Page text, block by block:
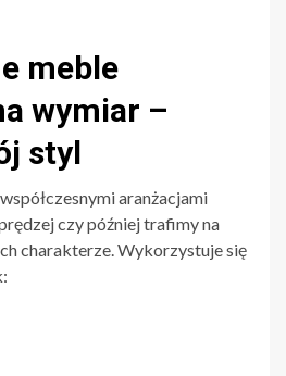
meble
wymiar –
styl
aranżacjami
czy później trafimy na
charakterze. Wykorzystuje się